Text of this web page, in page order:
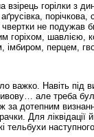
взірець горілки з
не подужав
горіхом, шавлією,
імбиром, перцем,
важко. Навіть під
але треба
за дотепним
Для ліквідації
тельбухи